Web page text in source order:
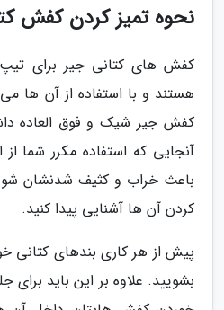
نحوه تمیز کردن کفش
کفش های کتانی جیر برای
هستند و با استفاده از آن ها
کفش جیر شیک و فوق العاده
آنجایی که استفاده مکرر
باعث خراب و کثیف شدنشان
کردن آن ها آشنایی پیدا کنید.
پیش از هر کاری بندهای کتانی
بشویید. علاوه بر این باید